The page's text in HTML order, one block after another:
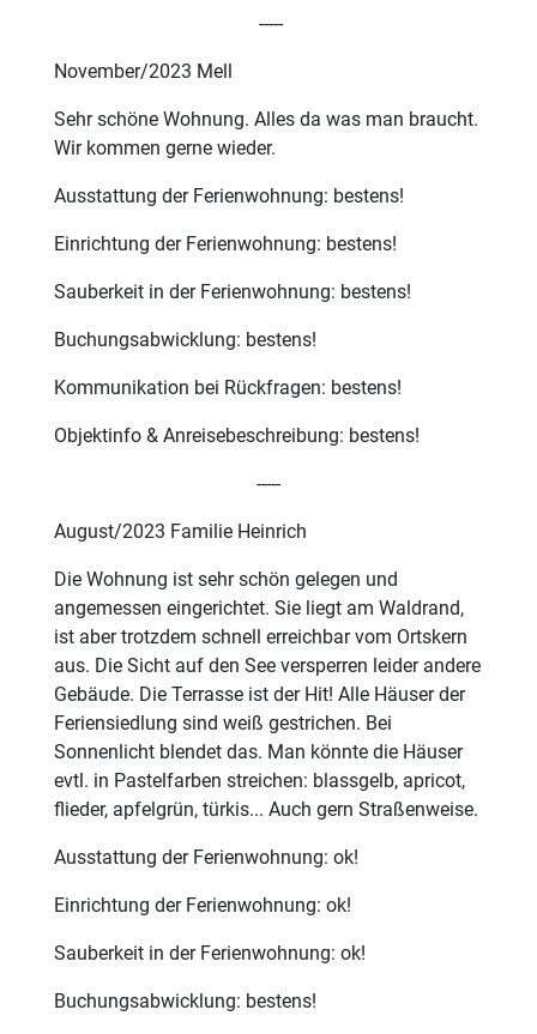
-----
November/2023 Mell
Sehr schöne Wohnung. Alles da was man braucht.
Wir kommen gerne wieder.
Ausstattung der Ferienwohnung: bestens!
Einrichtung der Ferienwohnung: bestens!
Sauberkeit in der Ferienwohnung: bestens!
Buchungsabwicklung: bestens!
Kommunikation bei Rückfragen: bestens!
Objektinfo & Anreisebeschreibung: bestens!
-----
August/2023 Familie Heinrich
Die Wohnung ist sehr schön gelegen und
angemessen eingerichtet. Sie liegt am Waldrand,
ist aber trotzdem schnell erreichbar vom Ortskern
aus. Die Sicht auf den See versperren leider andere
Gebäude. Die Terrasse ist der Hit! Alle Häuser der
Feriensiedlung sind weiß gestrichen. Bei
Sonnenlicht blendet das. Man könnte die Häuser
evtl. in Pastelfarben streichen: blassgelb, apricot,
flieder, apfelgrün, türkis... Auch gern Straßenweise.
Ausstattung der Ferienwohnung: ok!
Einrichtung der Ferienwohnung: ok!
Sauberkeit in der Ferienwohnung: ok!
Buchungsabwicklung: bestens!